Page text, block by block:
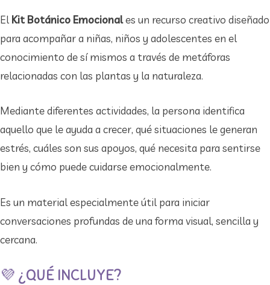
El Kit Botánico Emocionales un recurso creativo diseñado
para acompañar a niñas, niños y adolescentes en el
conocimiento de sí mismos a través de metáforas
relacionadas con las plantas y la naturaleza.
Mediante diferentes actividades, la persona identifica
aquello que le ayuda a crecer, qué situaciones le generan
estrés, cuáles son sus apoyos, qué necesita para sentirse
bien y cómo puede cuidarse emocionalmente.
Es un material especialmente útil para iniciar
conversaciones profundas de una forma visual, sencilla y
cercana.
💜 ¿QUÉ INCLUYE?